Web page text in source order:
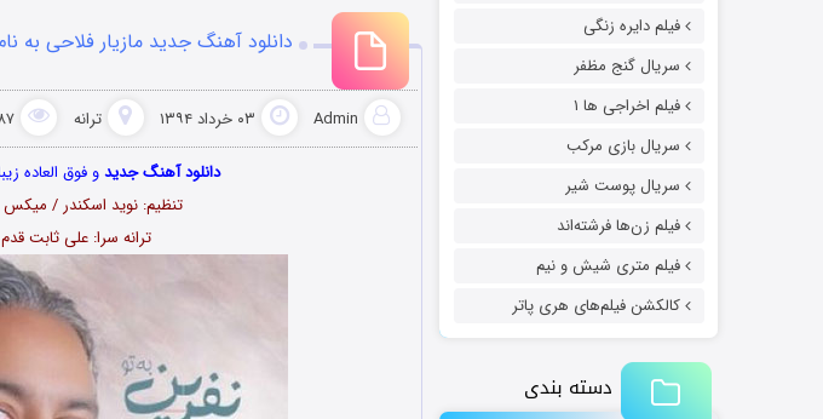
فیلم دایره زنگی
سریال گنج مظفر
فیلم اخراجی ها ۱
سریال بازی مرکب
سریال پوست شیر
فیلم زن‌ها فرشته‌اند
فیلم متری شیش و نیم
کالکشن فیلم‌های هری پاتر
دسته بندی
دانلود آهنگ جدید مازیار فلاحی به
Admin ۰۳ خرداد ۱۳۹۴ ترانه
دانلود آهنگ جدیدو فوق العاده
تنظیم: نوید اسکندر /
ترانه سرا: علی ثابت